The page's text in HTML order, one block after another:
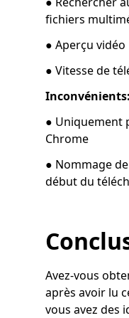
fichiers
● Aperçu vidéo
● Vitesse de
Inconvénients:
● Uniquement
Chrome
● Nommage
début du
Avez-vous
après avoir lu
vous avez des